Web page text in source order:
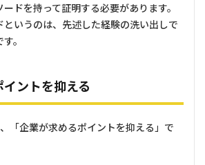
ドを持って証明する必要があります。
いうのは、先述した経験の洗い出しで
。
ントを抑える
「企業が求めるポイントを抑える」で